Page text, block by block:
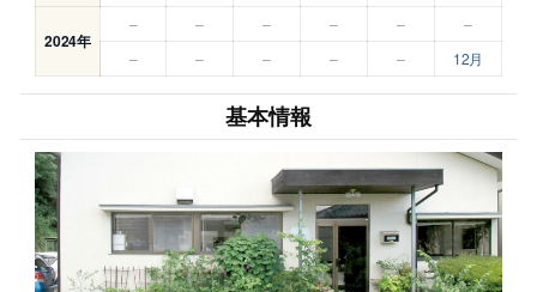
2024年
– – – – –
–
–
– – – – 12月
基本情報